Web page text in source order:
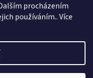
procházením
používáním.. Více
Všechna práva vyhrazena.